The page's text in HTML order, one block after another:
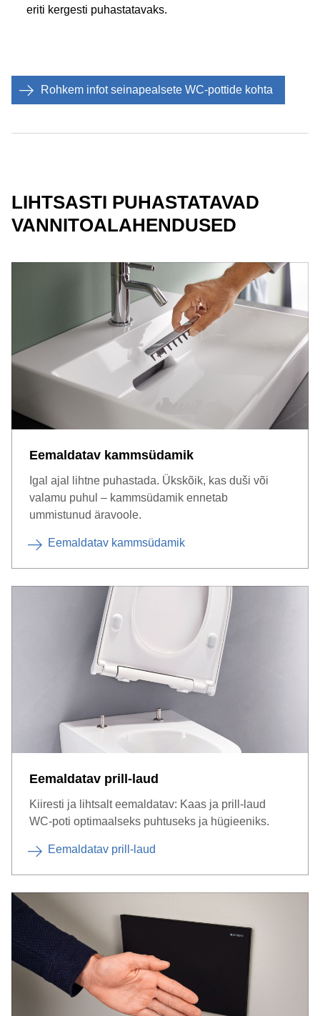
eriti kergesti puhastatavaks.
Rohkem infot seinapealsete WC-pottide kohta
LIHTSASTI PUHASTATAVAD
VANNITOALAHENDUSED
Eemaldatav kammsüdamik
Igal ajal lihtne puhastada. Ükskõik, kas duši või
valamu puhul – kammsüdamik ennetab
ummistunud äravoole.
Eemaldatav kammsüdamik
Eemaldatav prill-laud
Kiiresti ja lihtsalt eemaldatav: Kaas ja prill-laud
WC-poti optimaalseks puhtuseks ja hügieeniks.
Eemaldatav prill-laud